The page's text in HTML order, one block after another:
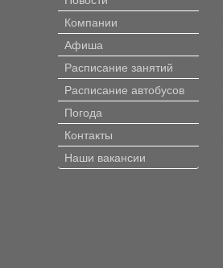
Компании
Афиша
Расписание занятий
Расписание автобусов
Погода
Контакты
Наши вакансии